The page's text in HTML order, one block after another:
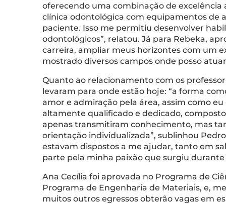
oferecendo uma combinação de
clínica odontológica com equipamentos de
paciente. Isso me permitiu desenvolver
odontológicos”, relatou. Já para Rebeka,
carreira, ampliar meus horizontes com um
mostrado diversos campos onde posso
Quanto ao relacionamento com os
levaram para onde estão hoje: “a forma
amor e admiração pela área, assim como
altamente qualificado e dedicado,
apenas transmitiram conhecimento, mas
orientação individualizada”, sublinhou
estavam dispostos a me ajudar, tanto em
parte pela minha paixão que surgiu
Ana Cecília foi aprovada no Programa de
Programa de Engenharia de Materiais, e,
muitos outros egressos obterão vagas em